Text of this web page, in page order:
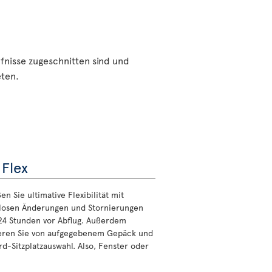
zugeschnitten sind und
Sie ultimative Flexibilität mit
Änderungen und Stornierungen
Stunden vor Abflug. Außerdem
Sie von aufgegebenem Gepäck und
Sitzplatzauswahl. Also, Fenster oder